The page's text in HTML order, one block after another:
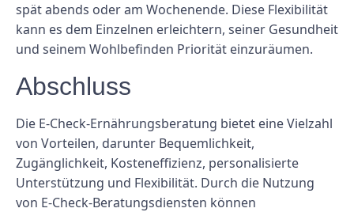
spät abends oder am Wochenende. Diese Flexibilität
kann es dem Einzelnen erleichtern, seiner Gesundheit
und seinem Wohlbefinden Priorität einzuräumen.
Abschluss
Die E-Check-Ernährungsberatung bietet eine Vielzahl
von Vorteilen, darunter Bequemlichkeit,
Zugänglichkeit, Kosteneffizienz, personalisierte
Unterstützung und Flexibilität. Durch die Nutzung
von E-Check-Beratungsdiensten können